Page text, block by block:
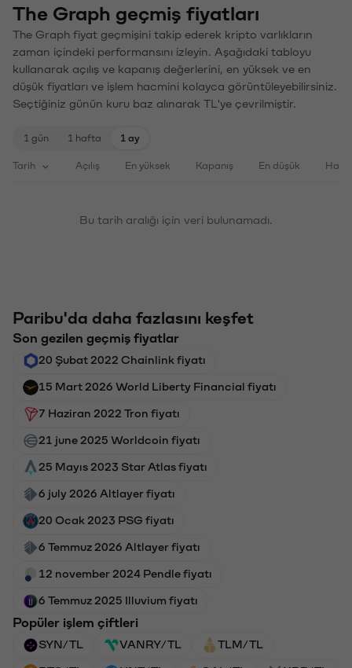
The Graph geçmiş fiyatları
The Graph fiyat geçmişini takip ederek kripto varlıkların
zaman içindeki performansını izleyin. Aşağıdaki tabloyu
kullanarak açılış ve kapanış değerlerini, en yüksek ve en
düşük fiyatları ve işlem hacmini kolayca görüntüleyebilirsiniz.
Seçtiğiniz günün kuru baz alınarak TL'ye çevrilmiştir.
1 gün 1 hafta 1 ay
Tarih Açılış En yüksek Kapanış En düşük
Bu tarih aralığı için veri bulunamadı.
Paribu'da daha fazlasını keşfet
Son gezilen geçmiş fiyatlar
20 Şubat 2022 Chainlink fiyatı
15 Mart 2026 World Liberty Financial fiyatı
7 Haziran 2022 Tron fiyatı
21 june 2025 Worldcoin fiyatı
25 Mayıs 2023 Star Atlas fiyatı
6 july 2026 Altlayer fiyatı
20 Ocak 2023 PSG fiyatı
6 Temmuz 2026 Altlayer fiyatı
12 november 2024 Pendle fiyatı
6 Temmuz 2025 Illuvium fiyatı
Popüler işlem çiftleri
SYN/TL VANRY/TL TLM/TL